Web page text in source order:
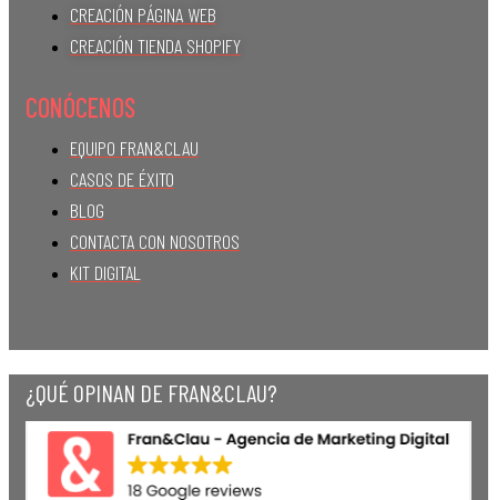
CREACIÓN PÁGINA WEB
CREACIÓN TIENDA SHOPIFY
CONÓCENOS
EQUIPO FRAN&CLAU
CASOS DE ÉXITO
BLOG
CONTACTA CON NOSOTROS
KIT DIGITAL
¿QUÉ OPINAN DE FRAN&CLAU?